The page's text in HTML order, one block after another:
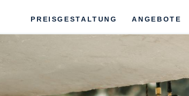
PREISGESTALTUNG ANGEBOTE